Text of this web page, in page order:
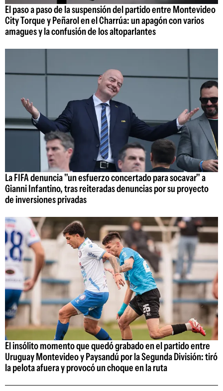
El paso a paso de la suspensión del partido entre Montevideo
City Torque y Peñarol en el Charrúa: un apagón con varios
amagues y la confusión de los altoparlantes
La FIFA denuncia "un esfuerzo concertado para socavar" a
Gianni Infantino, tras reiteradas denuncias por su proyecto
de inversiones privadas
El insólito momento que quedó grabado en el partido entre
Uruguay Montevideo y Paysandú por la Segunda División: tiró
la pelota afuera y provocó un choque en la ruta